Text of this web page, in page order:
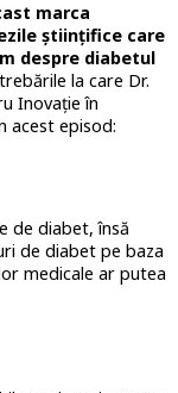
marca
științifice care
despre diabetul
la care Dr.
Inovație în
acest episod:
de diabet, însă
de diabet pe baza
medicale ar putea